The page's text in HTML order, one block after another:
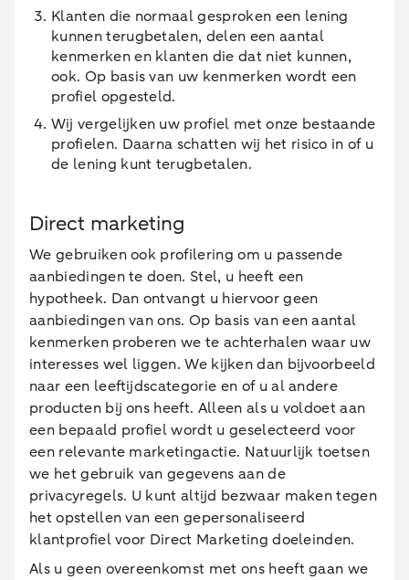
Klanten die normaal gesproken een lening
kunnen terugbetalen, delen een aantal
kenmerken en klanten die dat niet kunnen,
ook. Op basis van uw kenmerken wordt een
profiel opgesteld.
Wij vergelijken uw profiel met onze bestaande
profielen. Daarna schatten wij het risico in of u
de lening kunt terugbetalen.
Direct marketing
We gebruiken ook profilering om u passende
aanbiedingen te doen. Stel, u heeft een
hypotheek. Dan ontvangt u hiervoor geen
aanbiedingen van ons. Op basis van een aantal
kenmerken proberen we te achterhalen waar uw
interesses wel liggen. We kijken dan bijvoorbeeld
naar een leeftijdscategorie en of u al andere
producten bij ons heeft. Alleen als u voldoet aan
een bepaald profiel wordt u geselecteerd voor
een relevante marketingactie. Natuurlijk toetsen
we het gebruik van gegevens aan de
privacyregels. U kunt altijd bezwaar maken tegen
het opstellen van een gepersonaliseerd
klantprofiel voor Direct Marketing doeleinden.
Als u geen overeenkomst met ons heeft gaan we